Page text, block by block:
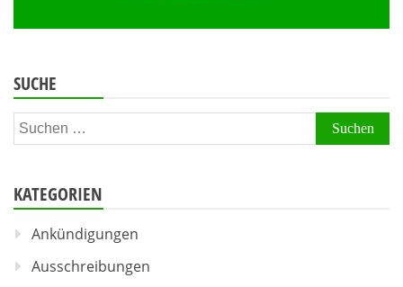
SUCHE
Suchen
nach:
KATEGORIEN
Ankündigungen
Ausschreibungen